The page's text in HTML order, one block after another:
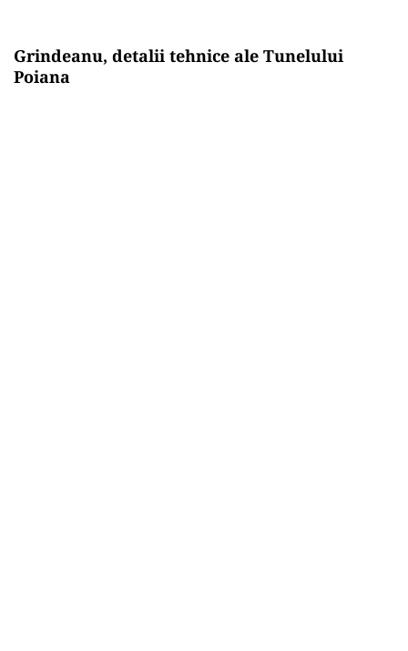
Grindeanu, detalii tehnice ale Tunelului
Poiana